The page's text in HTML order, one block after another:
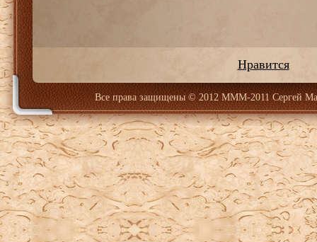
Нравится
Все права защищены© 2012 МММ-2011 Сергей